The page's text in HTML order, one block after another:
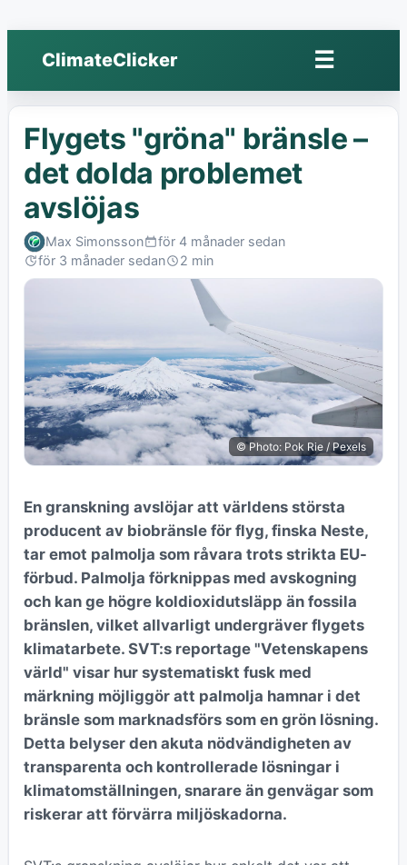
ClimateClicker ☰Öppna
meny
Flygets "gröna" bränsle –
det dolda problemet
avslöjas
Max SimonssonPublished:
för 4 månader sedan
Last
edited:
för 3 månader sedanRead:2 min
© Photo: Pok Rie / Pexels
En granskning avslöjar att världens största
producent av biobränsle för flyg, finska Neste,
tar emot palmolja som råvara trots strikta EU-
förbud. Palmolja förknippas med avskogning
och kan ge högre koldioxidutsläpp än fossila
bränslen, vilket allvarligt undergräver flygets
klimatarbete. SVT:s reportage "Vetenskapens
värld" visar hur systematiskt fusk med
märkning möjliggör att palmolja hamnar i det
bränsle som marknadsförs som en grön lösning.
Detta belyser den akuta nödvändigheten av
transparenta och kontrollerade lösningar i
klimatomställningen, snarare än genvägar som
riskerar att förvärra miljöskadorna.